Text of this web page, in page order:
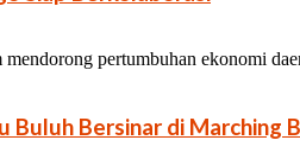
pertumbuhan ekonomi
Bersinar di Marching